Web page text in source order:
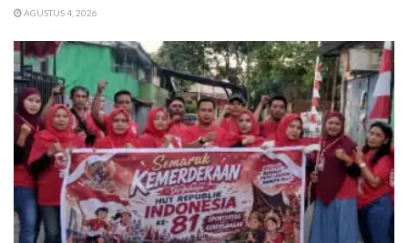
AGUSTUS 4, 2026